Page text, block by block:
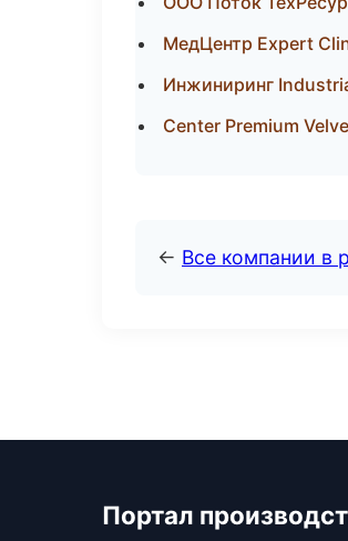
МедЦентр Expert
Инжиниринг
Center Premium
← Все компании в
Портал